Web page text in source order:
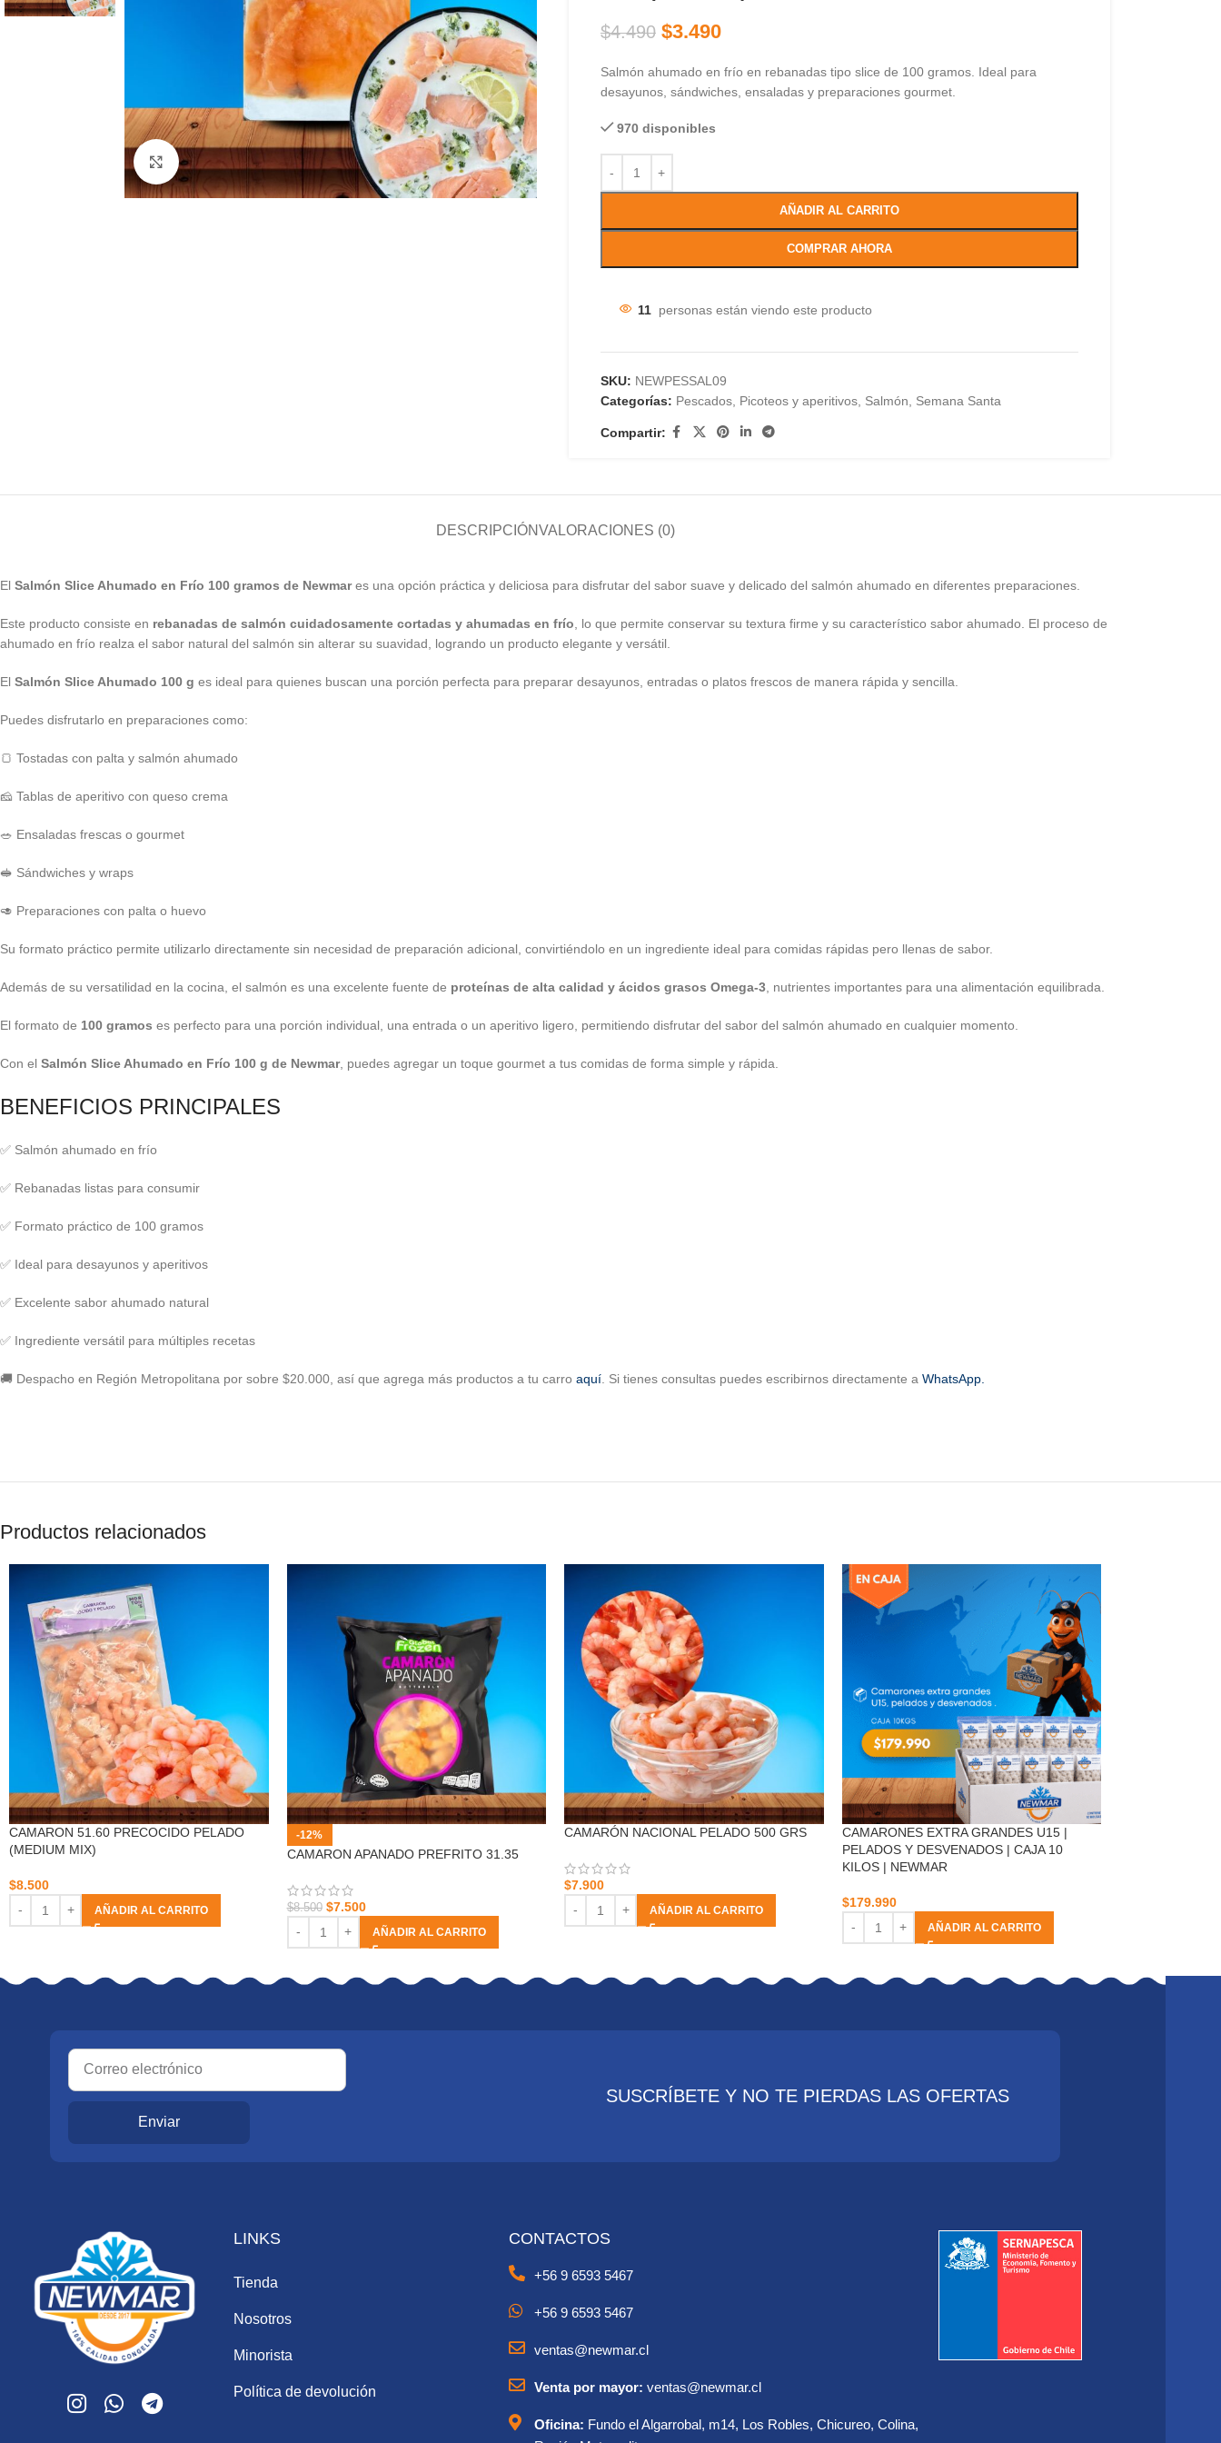
Clic para ampliar
$4.490 $3.490
Salmón ahumado en frío en rebanadas tipo slice de 100 gramos. Ideal para
desayunos, sándwiches, ensaladas y preparaciones gourmet.
970 disponibles
AÑADIR AL CARRITO
COMPRAR AHORA
11 personas están viendo este producto
SKU: NEWPESSAL09
Categorías: Pescados, Picoteos y aperitivos, Salmón Semana Santa
Compartir:
DESCRIPCIÓNVALORACIONES (0)
El Salmón Slice Ahumado en Frío 100 gramos de Newmares una opción práctica y deliciosa para disfrutar del sabor suave y delicado del salmón ahumado en diferentes preparaciones.
Este producto consiste en rebanadas de salmón cuidadosamente cortadas y ahumadas en frío , lo que permite conservar su textura firme y su característico sabor ahumado. El proceso de
ahumado en frío realza el sabor natural del salmón sin alterar su suavidad, logrando un producto elegante y versátil.
El Salmón Slice Ahumado 100 g es ideal para quienes buscan una porción perfecta para preparar desayunos, entradas o platos frescos de manera rápida y sencilla.
Puedes disfrutarlo en preparaciones como:
🍞 Tostadas con palta y salmón ahumado
🧀 Tablas de aperitivo con queso crema
🥗 Ensaladas frescas o gourmet
🥪 Sándwiches y wraps
🥑 Preparaciones con palta o huevo
Su formato práctico permite utilizarlo directamente sin necesidad de preparación adicional, convirtiéndolo en un ingrediente ideal para comidas rápidas pero llenas de sabor.
Además de su versatilidad en la cocina, el salmón es una excelente fuente de proteínas de alta calidad y ácidos grasos Omega-3 , nutrientes importantes para una alimentación equilibrada.
El formato de 100 gramos es perfecto para una porción individual, una entrada o un aperitivo ligero, permitiendo disfrutar del sabor del salmón ahumado en cualquier momento.
Con el Salmón Slice Ahumado en Frío 100 g de Newmar, puedes agregar un toque gourmet a tus comidas de forma simple y rápida.
BENEFICIOS PRINCIPALES
✅ Salmón ahumado en frío
✅ Rebanadas listas para consumir
✅ Formato práctico de 100 gramos
✅ Ideal para desayunos y aperitivos
✅ Excelente sabor ahumado natural
✅ Ingrediente versátil para múltiples recetas
🚚 Despacho en Región Metropolitana por sobre $20.000, así que agrega más productos a tu carro aquí . Si tienes consultas puedes escribirnos directamente a WhatsApp.
Productos relacionados
CAMARON 51.60 PRECOCIDO PELADO
(MEDIUM MIX)
$8.500
AÑADIR AL CARRITO
-12%
CAMARON APANADO PREFRITO 31.35
$8.500 $7.500
AÑADIR AL CARRITO
CAMARÓN NACIONAL PELADO 500 GRS
$7.900
AÑADIR AL CARRITO
CAMARONES EXTRA GRANDES U15 |
PELADOS Y DESVENADOS | CAJA 10
KILOS | NEWMAR
$179.990
AÑADIR AL CARRITO
Enviar
SUSCRÍBETE Y NO TE PIERDAS LAS OFERTAS
LINKS
Tienda
Nosotros
Minorista
Política de devolución
CONTACTOS
+56 9 6593 5467
+56 9 6593 5467
ventas@newmar.cl
Venta por mayor: ventas@newmar.cl
Oficina: Fundo el Algarrobal, m14, Los Robles, Chicureo, Colina,